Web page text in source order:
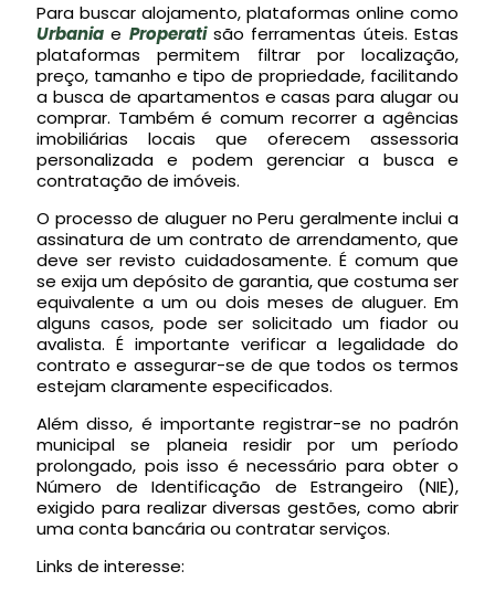
Para buscar alojamento, plataformas online como
Urbania e Properatisão ferramentas úteis. Estas
plataformas permitem filtrar por localização,
preço, tamanho e tipo de propriedade, facilitando
a busca de apartamentos e casas para alugar ou
comprar. Também é comum recorrer a agências
imobiliárias locais que oferecem assessoria
personalizada e podem gerenciar a busca e
contratação de imóveis.
O processo de aluguer no Peru geralmente inclui a
assinatura de um contrato de arrendamento, que
deve ser revisto cuidadosamente. É comum que
se exija um depósito de garantia, que costuma ser
equivalente a um ou dois meses de aluguer. Em
alguns casos, pode ser solicitado um fiador ou
avalista. É importante verificar a legalidade do
contrato e assegurar-se de que todos os termos
estejam claramente especificados.
Além disso, é importante registrar-se no padrón
municipal se planeia residir por um período
prolongado, pois isso é necessário para obter o
Número de Identificação de Estrangeiro (NIE),
exigido para realizar diversas gestões, como abrir
uma conta bancária ou contratar serviços.
Links de interesse: